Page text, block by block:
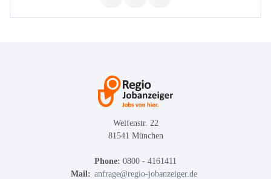
Welfenstr. 22
81541 München
Phone: 0800 - 4161411
Mail: anfrage@regio-jobanzeiger.de